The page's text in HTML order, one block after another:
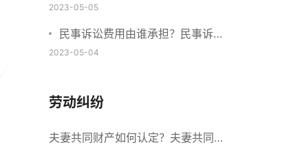
什么？工程重大安全事故罪的处罚
标准是什么？
2023-05-05
民事诉讼费用由谁承担？民事诉讼
费用收取标准2023
2023-05-04
劳动纠纷
夫妻共同财产如何认定？夫妻共同财